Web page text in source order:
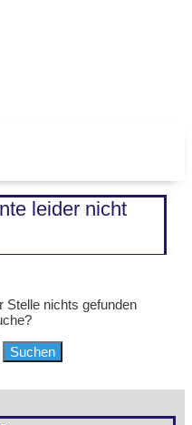
leider nicht
Stelle nichts gefunden